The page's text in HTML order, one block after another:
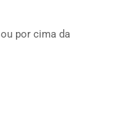
por cima da